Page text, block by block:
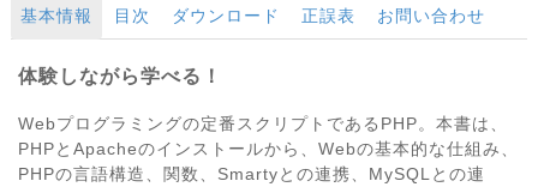
基本情報 目次 ダウンロード 正誤表 お問い合わせ
体験しながら学べる！
Webプログラミングの定番スクリプトであるPHP。本書は、
PHPとApacheのインストールから、Webの基本的な仕組み、
PHPの言語構造、関数、Smartyとの連携、MySQLとの連